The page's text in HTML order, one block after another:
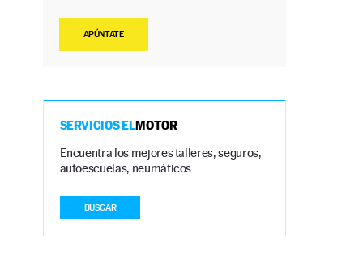
APÚNTATE
SERVICIOS ELMOTOR
Encuentra los mejores talleres, seguros,
autoescuelas, neumáticos…
BUSCAR